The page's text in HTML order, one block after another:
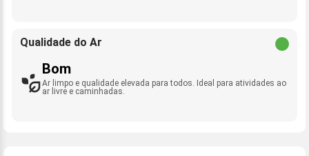
Qualidade do Ar
Bom
Ar limpo e qualidade elevada para todos. Ideal para atividades ao
ar livre e caminhadas.